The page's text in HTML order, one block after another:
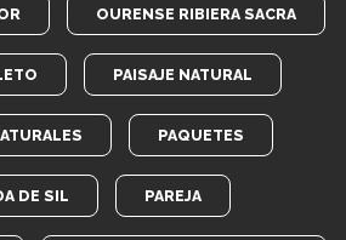
OURENSE RIBIERA SACRA
PAISAJE NATURAL
PAQUETES
DE SIL PAREJA